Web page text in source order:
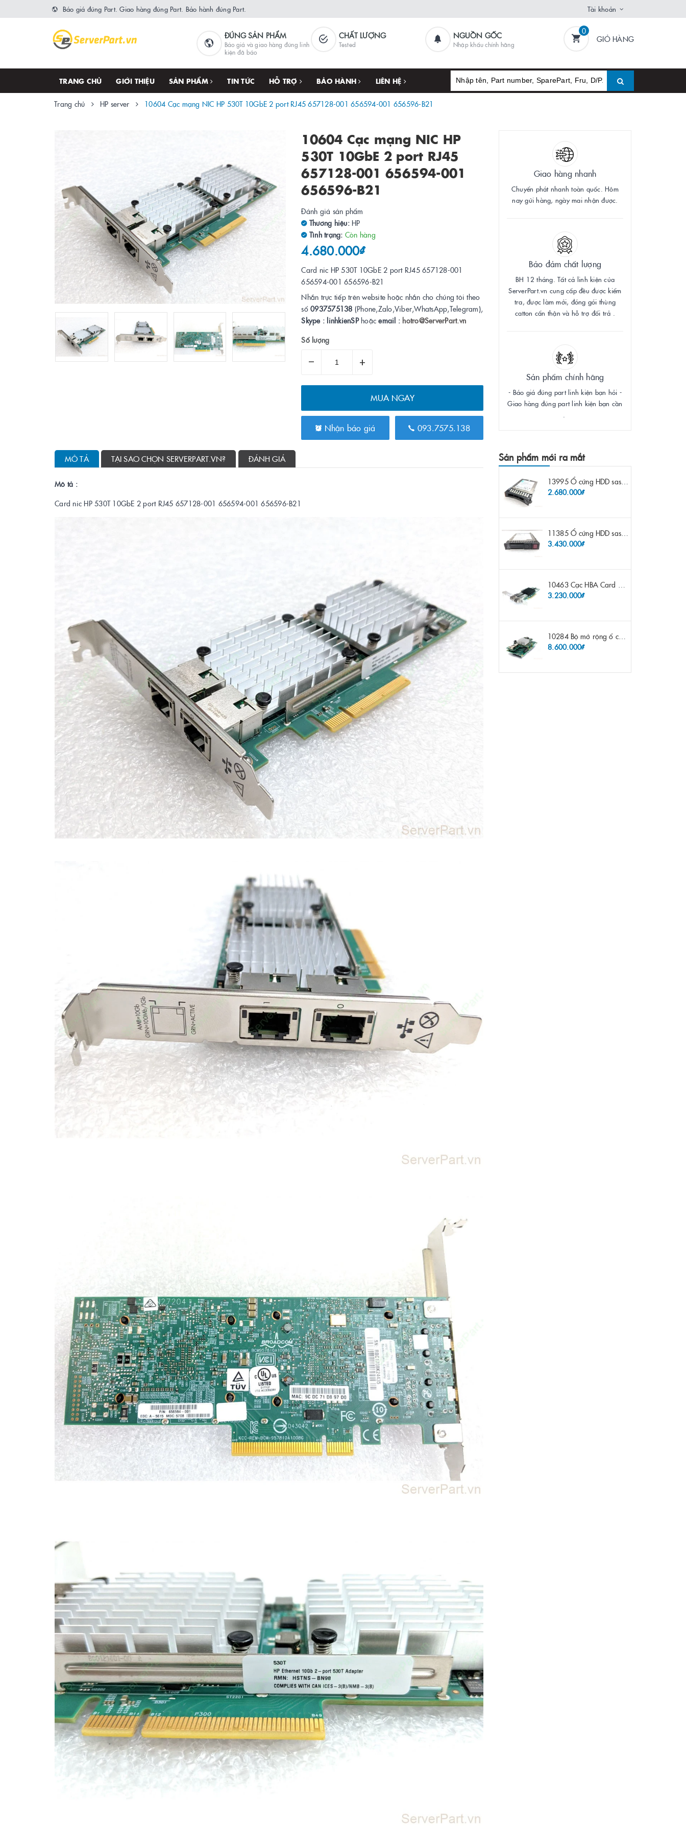
Báo giá đúng Part. Giao hàng đúng Part. Bảo hành đúng Part. Tài khoản
ĐÚNG SẢN PHẨM
Báo giá và giao hàng đúng linh
kiện đã báo
CHẤT LƯỢNG
Tested
NGUỒN GỐC
Nhập khẩu chính hãng
0
GIỎ HÀNG
TRANG CHỦ GIỚI THIỆU SẢN PHẨM TIN TỨC HỖ TRỢ BẢO HÀNH LIÊN HỆ
Trang chủ HP server 10604 Cạc mạng NIC HP 530T 10GbE 2 port RJ45 657128-001 656594-001 656596-B21
10604 Cạc mạng NIC HP
530T 10GbE 2 port RJ45
657128-001 656594-001
656596-B21
Đánh giá sản phẩm
Thương hiệu: HP
Tình trạng: Còn hàng
4.680.000₫
Card nic HP 530T 10GbE 2 port RJ45 657128-001
656594-001 656596-B21
Nhắn trực tiếp trên website hoặc nhắn cho chúng tôi theo
số0937575138 (Phone,Zalo,Viber,WhatsApp,Telegram),
Skype : linhkienSPhoặcemail : hotro@ServerPart.vn
Số lượng
– +
MUA NGAY
Nhận báo giá 093.7575.138
Giao hàng nhanh
Chuyển phát nhanh toàn quốc. Hôm
nay gửi hàng, ngày mai nhận được.
Bảo đảm chất lượng
BH 12 tháng. Tất cả linh kiện của
ServerPart.vn cung cấp đều được kiểm
tra, được làm mới, đóng gói thùng
catton cẩn thận và hỗ trợ đổi trả .
Sản phẩm chính hãng
- Báo giá đúng part linh kiện bạn hỏi -
Giao hàng đúng part linh kiện bạn cần
MÔ TẢ TẠI SAO CHỌN SERVERPART.VN? ĐÁNH GIÁ
Mô tả :
Card nic HP 530T 10GbE 2 port RJ45 657128-001 656594-001 656596-B21
Sản phẩm mới ra mắt
13995 Ổ cứng HDD sas IBM 300gb 10k 2.5" 6G fru 44W2265 opt 44W2264 pn 44W2268 ST9300503SS
2.680.000₫
11385 Ổ cứng HDD sas HP 600gb 10k 2.5" sp 653957-001 pn 619286-003 pn 641552-003 pn 689287-003 652583-B21
3.430.000₫
3.230.000₫
10284 Bộ mở rộng ổ cứng IBM Lenovo x3650 m4 69Y5319 8x 2.5" HS HDD Assembly Kit with Expander
8.600.000₫